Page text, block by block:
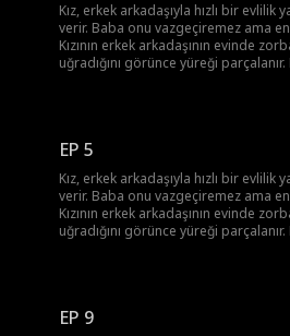
Kız, erkek arkadaşıyla hızlı bir evlilik
verir. Baba onu vazgeçiremez ama
Kızının erkek arkadaşının evinde
uğradığını görünce yüreği
EP 5
Kız, erkek arkadaşıyla hızlı bir evlilik
verir. Baba onu vazgeçiremez ama
Kızının erkek arkadaşının evinde
uğradığını görünce yüreği
EP 9